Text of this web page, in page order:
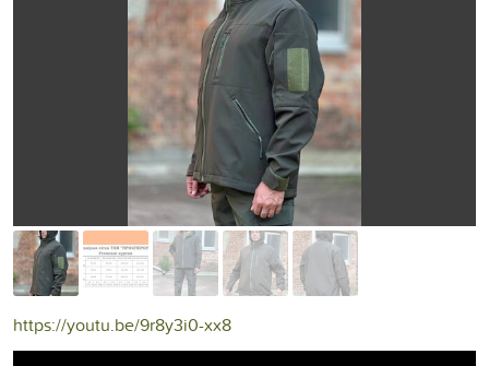
https://youtu.be/9r8y3i0-xx8